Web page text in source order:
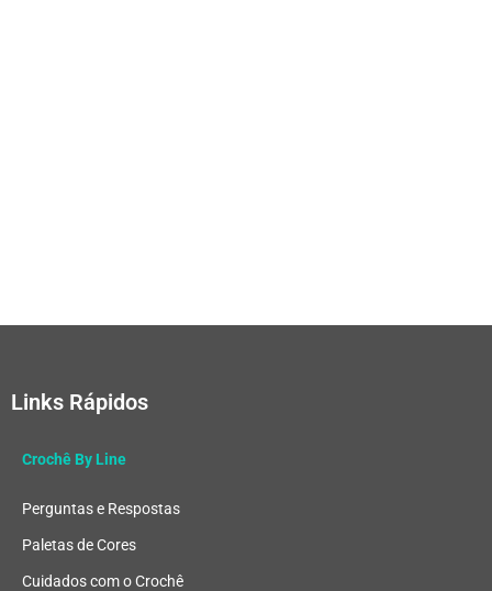
Links Rápidos
Crochê By Line
Perguntas e Respostas
Paletas de Cores
Cuidados com o Crochê